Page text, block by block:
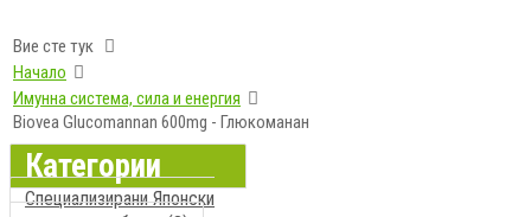
Вие сте тук
Начало
Имунна система, сила и енергия
Biovea Glucomannan 600mg - Глюкоманан
Категории
Специализирани Японски